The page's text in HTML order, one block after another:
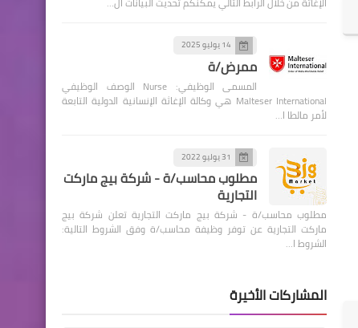
14 يوليو 2025
ممرض/ة
المسمى الوظيفي: Nurse الوصف الوظيفي
Malteser International هي وكالة الإغاثة الإنسانية الدولية التابعة
لأمر مالطا ا…
31 يوليو 2022
مطلوب محاسب/ة - شركة بيج ماركت
التجارية
مطلوب محاسب/ة - شركة بيج ماركت التجارية تعلن شركة بيج
ماركت التجارية عن توفر وظيفة محاسب/ة وفق الشروط التالية:
الشروط ا…
المشاركات الأخيرة